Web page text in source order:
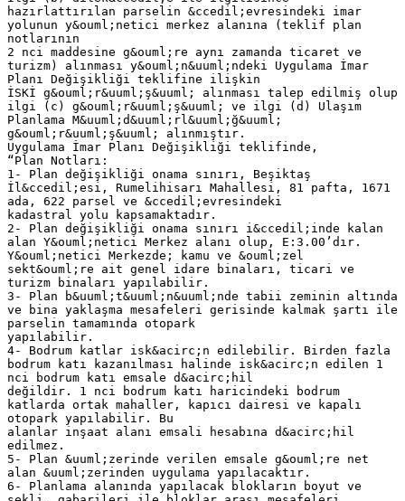
hazırlattırılan parselin &ccedil;evresindeki imar
yolunun y&ouml;netici merkez alanına (teklif plan
notlarının
2 nci maddesine g&ouml;re aynı zamanda ticaret ve
turizm) alınması y&ouml;n&uuml;ndeki Uygulama İmar
Planı Değişikliği teklifine ilişkin
İSKİ g&ouml;r&uuml;ş&uuml; alınması talep edilmiş olup
ilgi (c) g&ouml;r&uuml;ş&uuml; ve ilgi (d) Ulaşım
Planlama M&uuml;d&uuml;rl&uuml;ğ&uuml;
g&ouml;r&uuml;ş&uuml; alınmıştır.
Uygulama İmar Planı Değişikliği teklifinde,
“Plan Notları:
1- Plan değişikliği onama sınırı, Beşiktaş
İl&ccedil;esi, Rumelihisarı Mahallesi, 81 pafta, 1671
ada, 622 parsel ve &ccedil;evresindeki
kadastral yolu kapsamaktadır.
2- Plan değişikliği onama sınırı i&ccedil;inde kalan
alan Y&ouml;netici Merkez alanı olup, E:3.00’dır.
Y&ouml;netici Merkezde; kamu ve &ouml;zel
sekt&ouml;re ait genel idare binaları, ticari ve
turizm binaları yapılabilir.
3- Plan b&uuml;t&uuml;n&uuml;nde tabii zeminin altında
ve bina yaklaşma mesafeleri gerisinde kalmak şartı ile
parselin tamamında otopark
yapılabilir.
4- Bodrum katlar isk&acirc;n edilebilir. Birden fazla
bodrum katı kazanılması halinde isk&acirc;n edilen 1
nci bodrum katı emsale d&acirc;hil
değildir. 1 nci bodrum katı haricindeki bodrum
katlarda ortak mahaller, kapıcı dairesi ve kapalı
otopark yapılabilir. Bu
alanlar inşaat alanı emsali hesabına d&acirc;hil
edilmez.
5- Plan &uuml;zerinde verilen emsale g&ouml;re net
alan &uuml;zerinden uygulama yapılacaktır.
6- Planlama alanında yapılacak blokların boyut ve